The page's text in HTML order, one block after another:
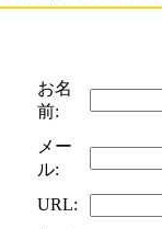
お名
前:
メー
ル:
URL: